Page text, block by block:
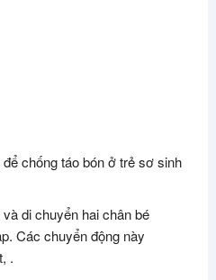
chống táo bón ở trẻ sơ sinh
di chuyển hai chân bé
Các chuyển động này
.